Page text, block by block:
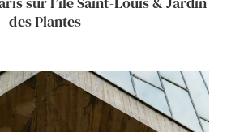
des Plantes